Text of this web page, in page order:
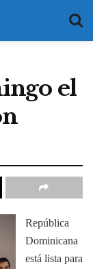
el
República
Dominicana
está lista para